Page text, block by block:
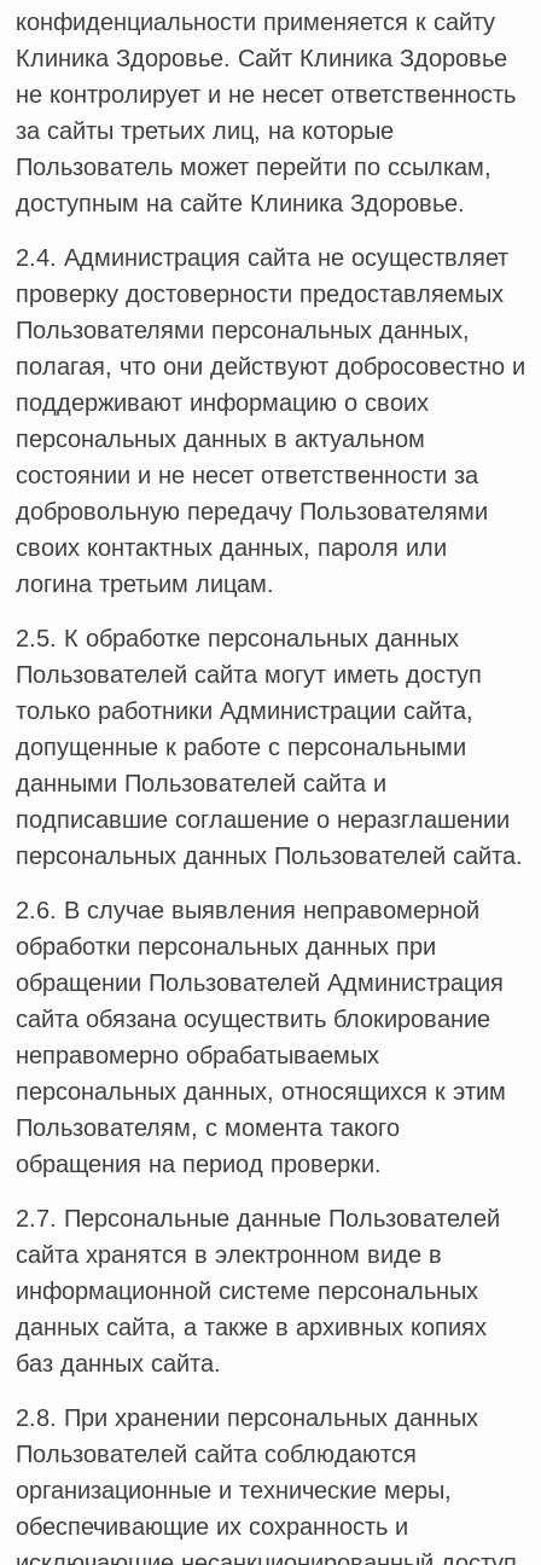
конфиденциальности применяется к сайту
Клиника Здоровье. Сайт Клиника Здоровье
не контролирует и не несет ответственность
за сайты третьих лиц, на которые
Пользователь может перейти по ссылкам,
доступным на сайте Клиника Здоровье.
2.4. Администрация сайта не осуществляет
проверку достоверности предоставляемых
Пользователями персональных данных,
полагая, что они действуют добросовестно и
поддерживают информацию о своих
персональных данных в актуальном
состоянии и не несет ответственности за
добровольную передачу Пользователями
своих контактных данных, пароля или
логина третьим лицам.
2.5. К обработке персональных данных
Пользователей сайта могут иметь доступ
только работники Администрации сайта,
допущенные к работе с персональными
данными Пользователей сайта и
подписавшие соглашение о неразглашении
персональных данных Пользователей сайта.
2.6. В случае выявления неправомерной
обработки персональных данных при
обращении Пользователей Администрация
сайта обязана осуществить блокирование
неправомерно обрабатываемых
персональных данных, относящихся к этим
Пользователям, с момента такого
обращения на период проверки.
2.7. Персональные данные Пользователей
сайта хранятся в электронном виде в
информационной системе персональных
данных сайта, а также в архивных копиях
баз данных сайта.
2.8. При хранении персональных данных
Пользователей сайта соблюдаются
организационные и технические меры,
обеспечивающие их сохранность и